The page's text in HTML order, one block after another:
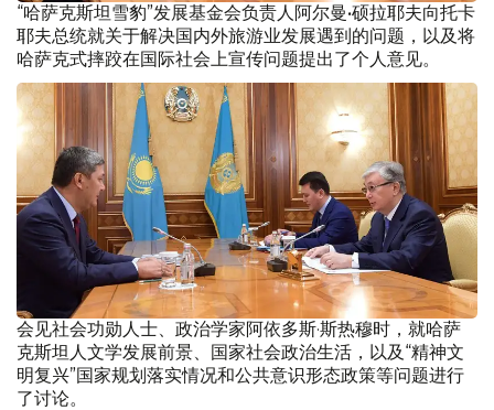
“哈萨克斯坦雪豹”发展基金会负责人阿尔曼•硕拉耶夫向托卡
耶夫总统就关于解决国内外旅游业发展遇到的问题，以及将
哈萨克式摔跤在国际社会上宣传问题提出了个人意见。
会见社会功勋人士、政治学家阿依多斯·斯热穆时，就哈萨
克斯坦人文学发展前景、国家社会政治生活，以及“精神文
明复兴”国家规划落实情况和公共意识形态政策等问题进行
了讨论。